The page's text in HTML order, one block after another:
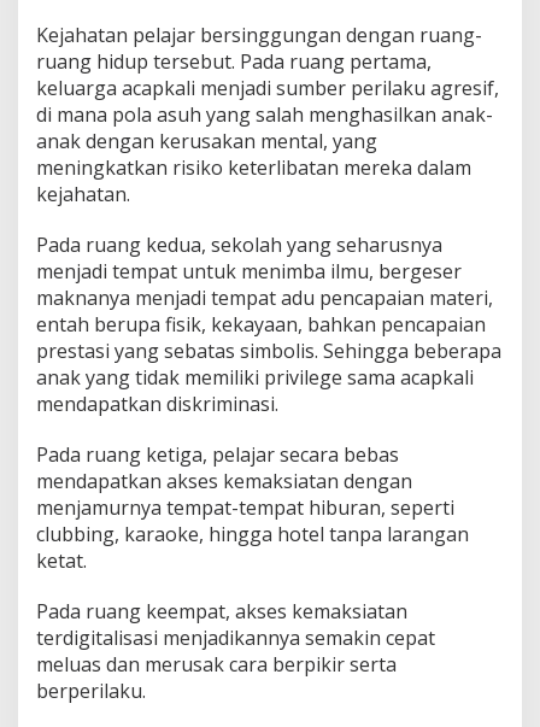
Kejahatan pelajar bersinggungan dengan ruang-
ruang hidup tersebut. Pada ruang pertama,
keluarga acapkali menjadi sumber perilaku agresif,
di mana pola asuh yang salah menghasilkan anak-
anak dengan kerusakan mental, yang
meningkatkan risiko keterlibatan mereka dalam
kejahatan.
Pada ruang kedua, sekolah yang seharusnya
menjadi tempat untuk menimba ilmu, bergeser
maknanya menjadi tempat adu pencapaian materi,
entah berupa fisik, kekayaan, bahkan pencapaian
prestasi yang sebatas simbolis. Sehingga beberapa
anak yang tidak memiliki privilege sama acapkali
mendapatkan diskriminasi.
Pada ruang ketiga, pelajar secara bebas
mendapatkan akses kemaksiatan dengan
menjamurnya tempat-tempat hiburan, seperti
clubbing, karaoke, hingga hotel tanpa larangan
ketat.
Pada ruang keempat, akses kemaksiatan
terdigitalisasi menjadikannya semakin cepat
meluas dan merusak cara berpikir serta
berperilaku.